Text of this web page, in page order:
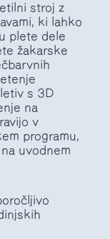
stroj z
ki lahko
plete dele
žakarske
s 3D
na
v
programu,
uvodnem